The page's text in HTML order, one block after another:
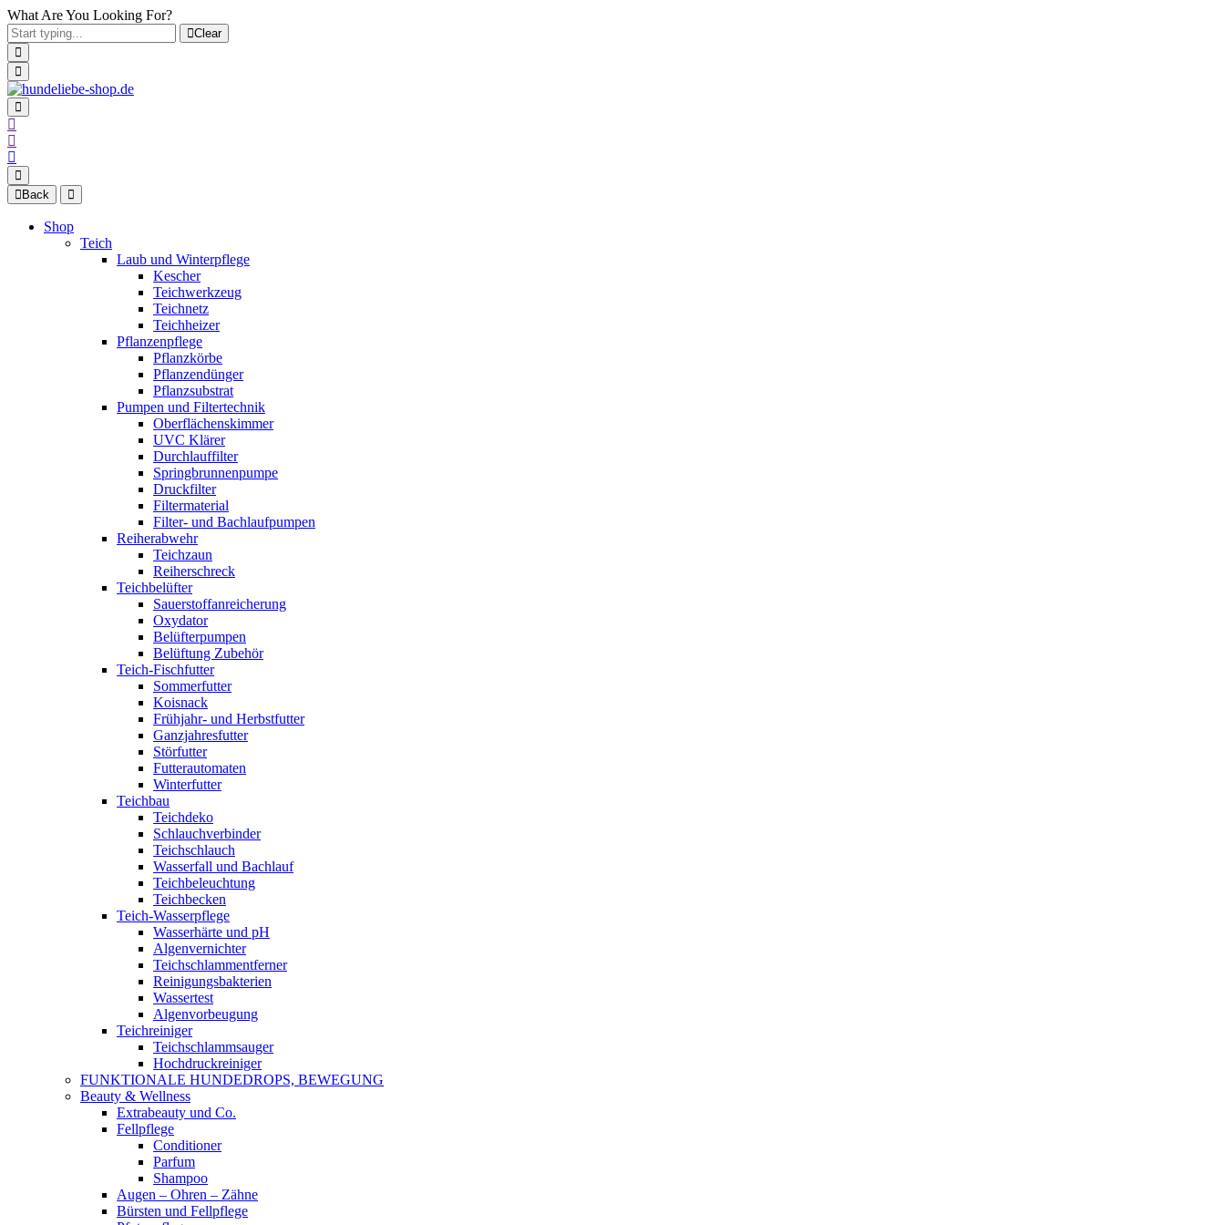
What Are You Looking For?
Clear
Back
Shop
Teich
Laub und Winterpflege
Kescher
Teichwerkzeug
Teichnetz
Teichheizer
Pflanzenpflege
Pflanzkörbe
Pflanzendünger
Pflanzsubstrat
Pumpen und Filtertechnik
Oberflächenskimmer
UVC Klärer
Durchlauffilter
Springbrunnenpumpe
Druckfilter
Filtermaterial
Filter- und Bachlaufpumpen
Reiherabwehr
Teichzaun
Reiherschreck
Teichbelüfter
Sauerstoffanreicherung
Oxydator
Belüfterpumpen
Belüftung Zubehör
Teich-Fischfutter
Sommerfutter
Koisnack
Frühjahr- und Herbstfutter
Ganzjahresfutter
Störfutter
Futterautomaten
Winterfutter
Teichbau
Teichdeko
Schlauchverbinder
Teichschlauch
Wasserfall und Bachlauf
Teichbeleuchtung
Teichbecken
Teich-Wasserpflege
Wasserhärte und pH
Algenvernichter
Teichschlammentferner
Reinigungsbakterien
Wassertest
Algenvorbeugung
Teichreiniger
Teichschlammsauger
Hochdruckreiniger
FUNKTIONALE HUNDEDROPS, BEWEGUNG
Beauty & Wellness
Extrabeauty und Co.
Fellpflege
Conditioner
Parfum
Shampoo
Augen – Ohren – Zähne
Bürsten und Fellpflege